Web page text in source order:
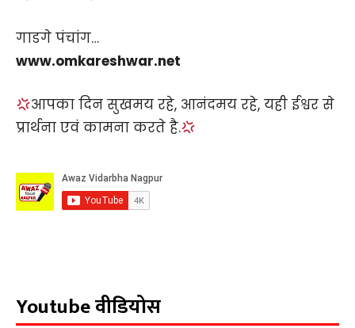
गाडगे पंचांग…
www.omkareshwar.net
आपका दिन सुखमय रहे, आनंदमय रहे, यही ईश्वर से
प्रार्थना एवं कामना करते है.
Youtube वीडियोस